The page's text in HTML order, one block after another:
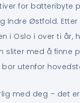
for batteribyte
Indre Østfold.
i Oslo i over ti år,
sliter med å finne
bor utenfor
med deg – det er